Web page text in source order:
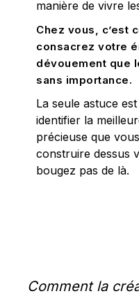
manière de vivre
Chez vous, c’est
consacrez votre
dévouement que
sans importance.
La seule astuce
identifier la
précieuse que
construire dessus
bougez pas de là.
Comment la